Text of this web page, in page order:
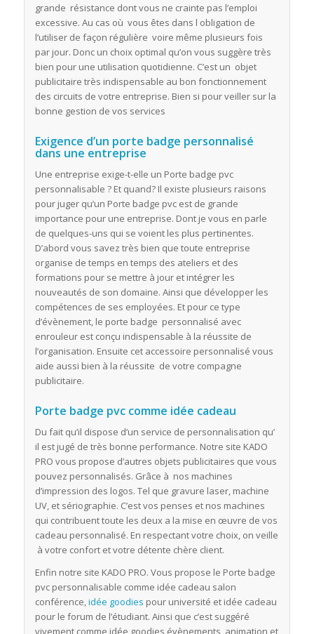
grande résistance dont vous ne crainte pas l’emploi
excessive. Au cas où vous êtes dans l obligation de
l’utiliser de façon régulière voire même plusieurs fois
par jour. Donc un choix optimal qu’on vous suggère très
bien pour une utilisation quotidienne. C’est un objet
publicitaire très indispensable au bon fonctionnement
des circuits de votre entreprise. Bien si pour veiller sur la
bonne gestion de vos services
Exigence d’un porte badge personnalisé
dans une entreprise
Une entreprise exige-t-elle un Porte badge pvc
personnalisable ? Et quand? Il existe plusieurs raisons
pour juger qu’un Porte badge pvc est de grande
importance pour une entreprise. Dont je vous en parle
de quelques-uns qui se voient les plus pertinentes.
D’abord vous savez très bien que toute entreprise
organise de temps en temps des ateliers et des
formations pour se mettre à jour et intégrer les
nouveautés de son domaine. Ainsi que développer les
compétences de ses employées. Et pour ce type
d’évènement, le porte badge personnalisé avec
enrouleur est conçu indispensable à la réussite de
l’organisation. Ensuite cet accessoire personnalisé vous
aide aussi bien à la réussite de votre compagne
publicitaire.
Porte badge pvc comme idée cadeau
Du fait qu’il dispose d’un service de personnalisation qu’
il est jugé de très bonne performance. Notre site KADO
PRO vous propose d’autres objets publicitaires que vous
pouvez personnalisés. Grâce à nos machines
d’impression des logos. Tel que gravure laser, machine
UV, et sériographie. C’est vos penses et nos machines
qui contribuent toute les deux a la mise en œuvre de vos
cadeau personnalisé. En respectant votre choix, on veille
à votre confort et votre détente chère client.
Enfin notre site KADO PRO. Vous propose le Porte badge
pvc personnalisable comme idée cadeau salon
conférence,idée goodies pour université et idée cadeau
pour le forum de l’étudiant. Ainsi que c’est suggéré
vivement comme idée goodies évènements, animation et